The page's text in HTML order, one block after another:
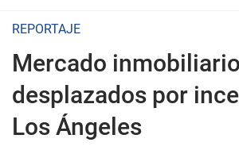
REPORTAJE
Mercado
desplazados por
Los Ángeles